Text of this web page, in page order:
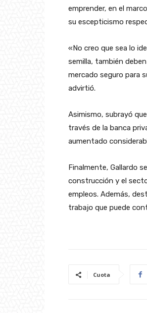
emprender, en el
su escepticismo
«No creo que sea lo
semilla, también
mercado seguro para
advirtió.
Asimismo, subrayó
través de la banca
aumentado
Finalmente, Gallardo
construcción y el
empleos. Además,
trabajo que puede
Cuota